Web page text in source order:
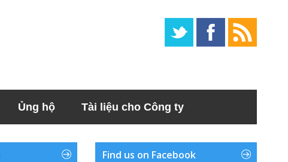
Ủng hộ Tài liệu cho Công ty
Find us on Facebook